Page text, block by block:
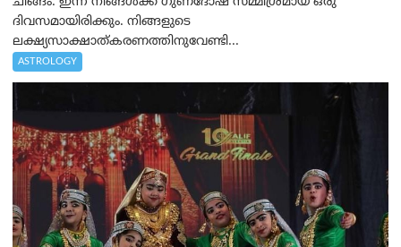
ദിവസമായിരിക്കും. നിങ്ങളുടെ
ലക്ഷ്യസാക്ഷാത്കരണത്തിനുവേണ്ടി...
ASTROLOGY